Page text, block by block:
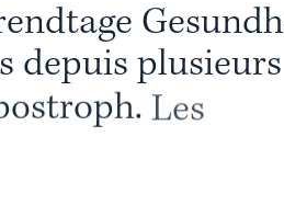
endtage Gesundh
s depuis plusieurs
ostroph. Les